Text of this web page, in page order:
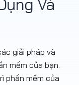
giải pháp và
mềm của bạn.
phần mềm của